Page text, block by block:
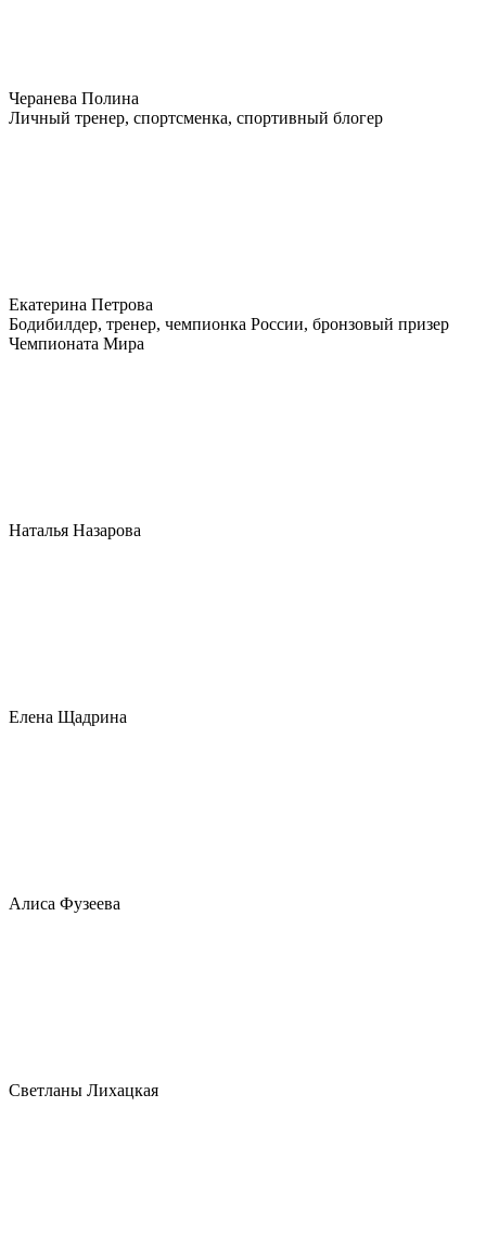
Черанева Полина
Личный тренер, спортсменка, спортивный блогер
Екатерина Петрова
Бодибилдер, тренер, чемпионка России, бронзовый призер
Чемпионата Мира
Наталья Назарова
Елена Щадрина
Алиса Фузеева
Светланы Лихацкая